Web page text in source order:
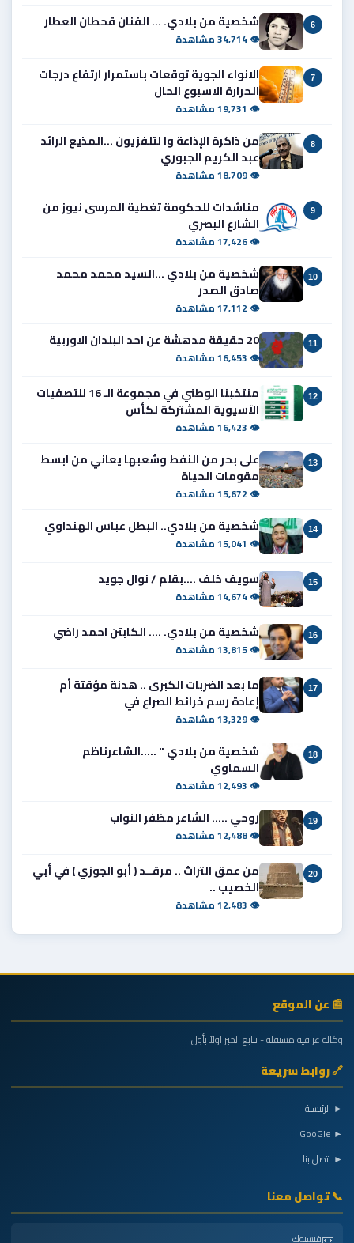
6 شخصية من بلادي. ... الفنان قحطان العطار
👁 34,714 مشاهدة
7
الانواء الجوية توقعات باستمرار ارتفاع درجات
الحرارة الاسبوع الحال
👁 19,731 مشاهدة
8
من ذاكرة الإذاعة وا لتلفزيون ...المذيع الرائد
عبد الكريم الجبوري
👁 18,709 مشاهدة
9
مناشدات للحكومة تغطية المرسى نيوز من
الشارع البصري
👁 17,426 مشاهدة
10
شخصية من بلادي ...السيد محمد محمد
صادق الصدر
👁 17,112 مشاهدة
11 20 حقيقة مدهشة عن احد البلدان الاوربية
👁 16,453 مشاهدة
12
منتخبنا الوطني في مجموعة الـ 16 للتصفيات
الآسيوية المشتركة لكأس
👁 16,423 مشاهدة
13
على بحر من النفط وشعبها يعاني من ابسط
مقومات الحياة
👁 15,672 مشاهدة
14 شخصية من بلادي.. البطل عباس الهنداوي
👁 15,041 مشاهدة
15 سويف خلف ....بقلم / نوال جويد
👁 14,674 مشاهدة
16 شخصية من بلادي. .... الكابتن احمد راضي
👁 13,815 مشاهدة
17
ما بعد الضربات الكبرى .. هدنة مؤقتة أم
إعادة رسم خرائط الصراع في
👁 13,329 مشاهدة
18
شخصية من بلادي " .....الشاعرناظم
السماوي
👁 12,493 مشاهدة
19 روحي ..... الشاعر مظفر النواب
👁 12,488 مشاهدة
20
من عمق التراث .. مرقــد ( أبو الجوزي ) في أبي
الخصيب ..
👁 12,483 مشاهدة
📰 عن الموقع
وكالة عراقية مستقلة - تتابع الخبر اولاً بأول
🔗 روابط سريعة
► الرئيسية
► GooGle
► اتصل بنا
📞 تواصل معنا
فيسبوك